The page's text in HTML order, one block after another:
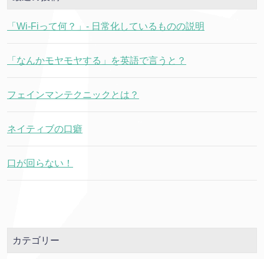
「Wi-Fiって何？」- 日常化しているものの説明
「なんかモヤモヤする」を英語で言うと？
フェインマンテクニックとは？
ネイティブの口癖
口が回らない！
カテゴリー